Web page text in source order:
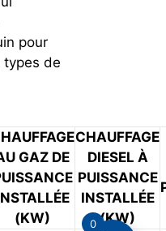
pour
types de
GAZ DE
(KW)
CHAUFFAGE
DIESEL À
PUISSANCE
INSTALLÉE
(KW)
0